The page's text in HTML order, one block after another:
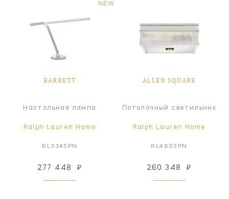
NEW
BARRETT
Настольная лампа
Ralph Lauren Home
RL3345PN
277 448 ₽
ALLEN SQUARE
Потолочный светильник
Ralph Lauren Home
RL4803PN
260 348 ₽